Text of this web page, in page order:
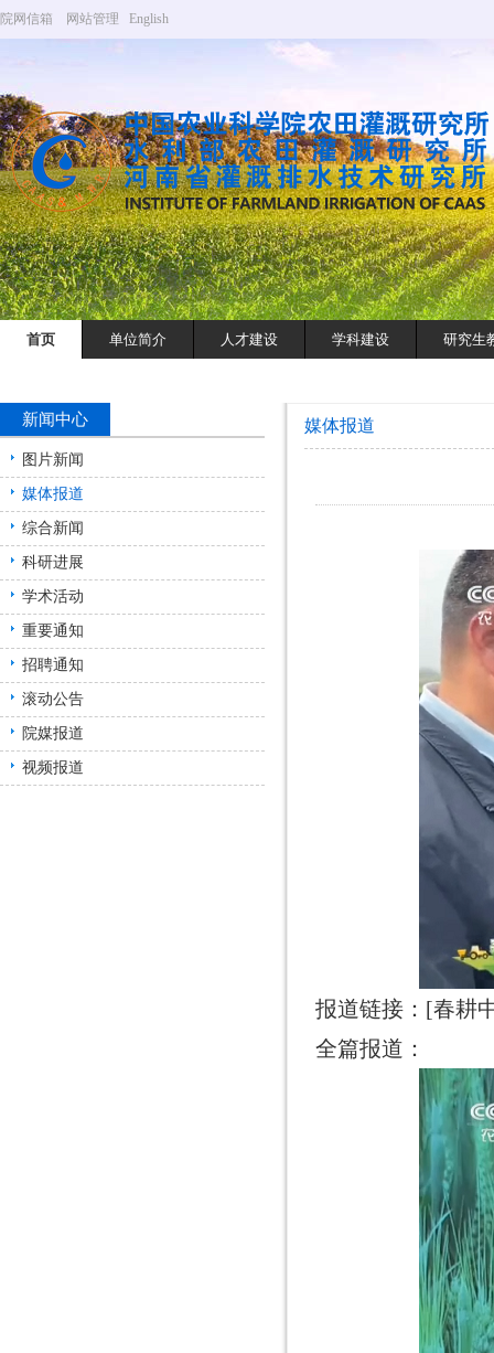
院网信箱 网站管理 English
首页 单位简介 人才建设 学科建设 研究生
新闻中心
图片新闻
媒体报道
综合新闻
科研进展
学术活动
重要通知
招聘通知
滚动公告
院媒报道
视频报道
媒体报道
报道链接： [春耕
全篇报道：